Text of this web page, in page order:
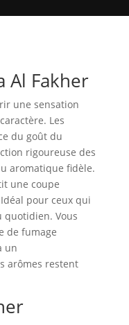
Al Fakher
une sensation
Les
du goût du
rigoureuse des
aromatique fidèle.
une coupe
pour ceux qui
Vous
de fumage
un
arômes restent